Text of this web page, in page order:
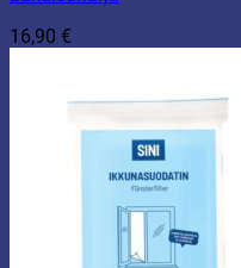
16,90 €